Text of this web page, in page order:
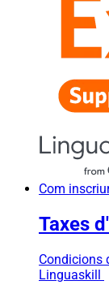
Com
Taxes
Condicions
Linguaskill